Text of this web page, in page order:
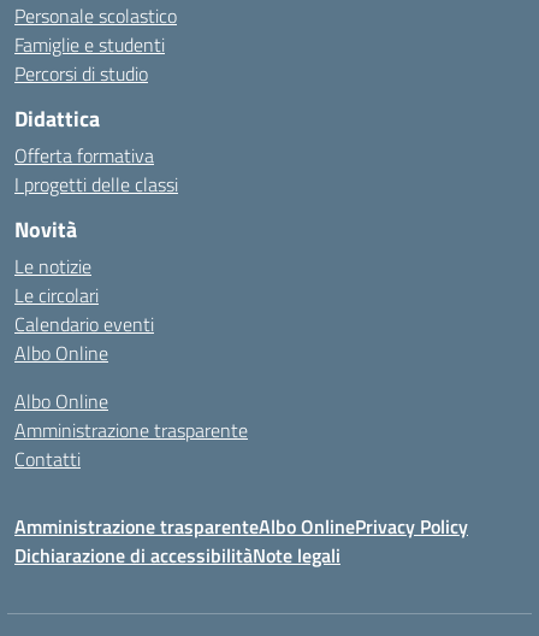
Personale scolastico
Famiglie e studenti
Percorsi di studio
Didattica
Offerta formativa
I progetti delle classi
Novità
Le notizie
Le circolari
Calendario eventi
Albo Online
Albo Online
Amministrazione trasparente
Contatti
Amministrazione trasparenteAlbo OnlinePrivacy Policy
Dichiarazione di accessibilitàNote legali